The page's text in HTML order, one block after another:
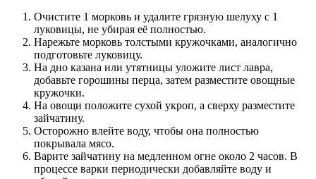
Очистите 1 морковь и удалите грязную шелуху с 1
луковицы, не убирая её полностью.
Нарежьте морковь толстыми кружочками, аналогично
подготовьте луковицу.
На дно казана или утятницы уложите лист лавра,
добавьте горошины перца, затем разместите овощные
кружочки.
На овощи положите сухой укроп, а сверху разместите
зайчатину.
Осторожно влейте воду, чтобы она полностью
покрывала мясо.
Варите зайчатину на медленном огне около 2 часов. В
процессе варки периодически добавляйте воду и